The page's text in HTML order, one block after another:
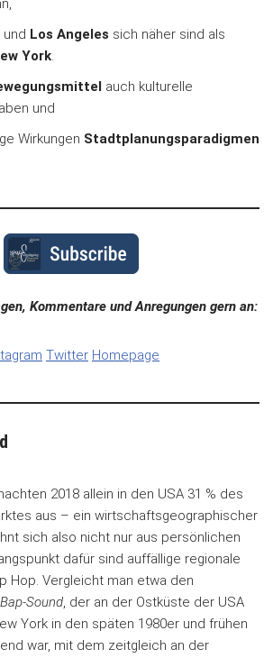
und Los Angeles sich näher sind als
York.
auch kulturelle
und
Wirkungen Stadtplanungsparadigmen
Kommentare und Anregungen gern an:
Twitter Homepage
2018 allein in den USA 31 % des
aus – ein wirtschaftsgeographischer
sich also nicht nur aus persönlichen
dafür sind auffällige regionale
Hop. Vergleicht man etwa den
Sound, der an der Ostküste der USA
York in den späten 1980er und frühen
war, mit dem zeitgleich an der